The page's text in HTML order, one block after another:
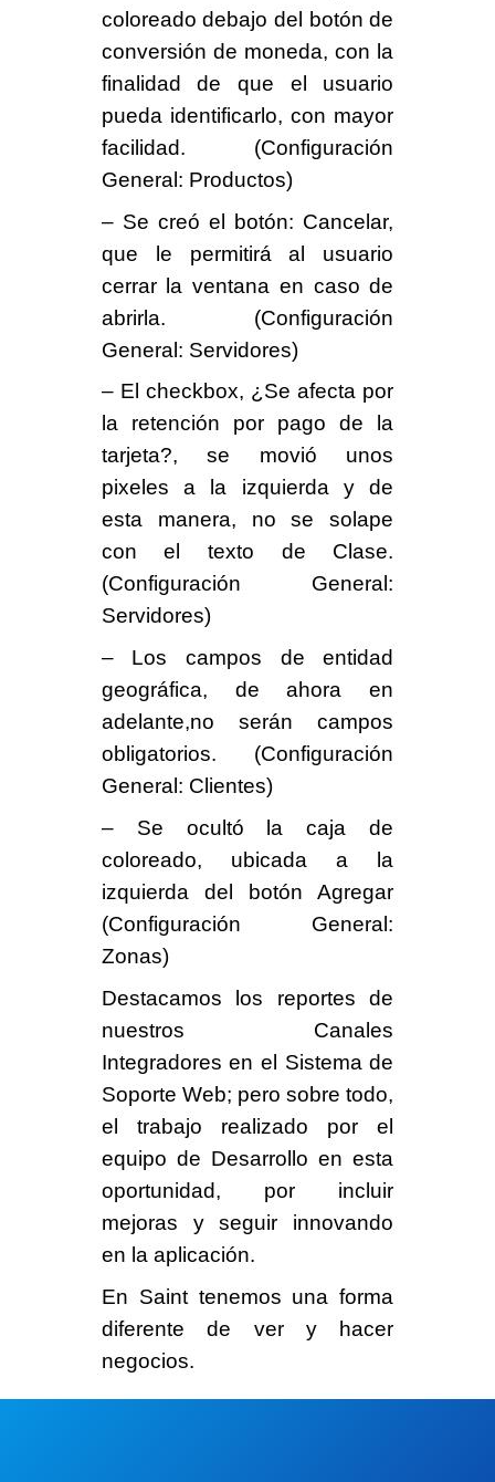
coloreado debajo del botón de
conversión de moneda, con la
finalidad de que el usuario
pueda identificarlo, con mayor
facilidad. (Configuración
General: Productos)
– Se creó el botón: Cancelar,
que le permitirá al usuario
cerrar la ventana en caso de
abrirla. (Configuración
General: Servidores)
– El checkbox, ¿Se afecta por
la retención por pago de la
tarjeta?, se movió unos
pixeles a la izquierda y de
esta manera, no se solape
con el texto de Clase.
(Configuración General:
Servidores)
– Los campos de entidad
geográfica, de ahora en
adelante,no serán campos
obligatorios. (Configuración
General: Clientes)
– Se ocultó la caja de
coloreado, ubicada a la
izquierda del botón Agregar
(Configuración General:
Zonas)
Destacamos los reportes de
nuestros Canales
Integradores en el Sistema de
Soporte Web; pero sobre todo,
el trabajo realizado por el
equipo de Desarrollo en esta
oportunidad, por incluir
mejoras y seguir innovando
en la aplicación.
En Saint tenemos una forma
diferente de ver y hacer
negocios.